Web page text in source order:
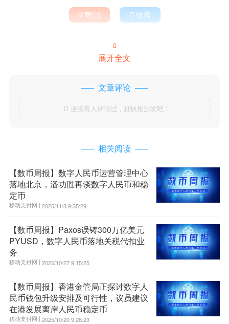
 赞()  收藏

展开全文
文章评论
 还没有人评论过，赶快抢沙发吧！
相关阅读
【数币周报】数字人民币运营管理中心
落地北京，潘功胜再谈数字人民币和稳
定币
移动支付网 | 2025/11/3 9:35:29
【数币周报】Paxos误铸300万亿美元
PYUSD，数字人民币落地关税代扣业
务
移动支付网 | 2025/10/27 9:15:25
【数币周报】香港金管局正探讨数字人
民币钱包升级安排及可行性，议员建议
在港发展离岸人民币稳定币
移动支付网 | 2025/10/20 9:26:23